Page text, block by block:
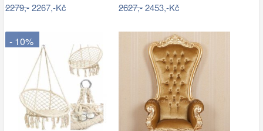
2279,-2267,-Kč 2627,-2453,-Kč
- 10%